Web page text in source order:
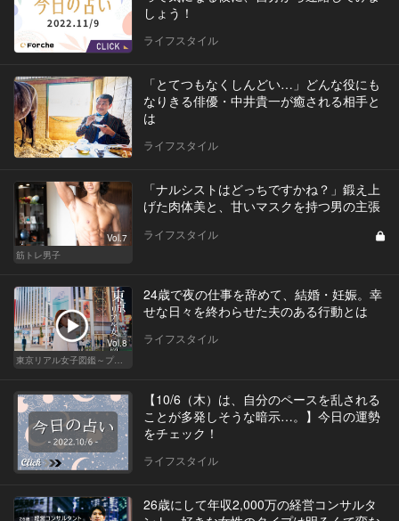
しょう！
ライフスタイル
「とてつもなくしんどい…」どんな役にも
なりきる俳優・中井貴一が癒される相手と
は
ライフスタイル
Vol.7
筋トレ男子
「ナルシストはどっちですかね？」鍛え上
げた肉体美と、甘いマスクを持つ男の主張
ライフスタイル
Vol.8
24歳で夜の仕事を辞めて、結婚・妊娠。幸
せな日々を終わらせた夫のある行動とは
ライフスタイル
【10/6（木）は、自分のペースを乱される
ことが多発しそうな暗示…。】今日の運勢
をチェック！
ライフスタイル
26歳にして年収2,000万の経営コンサルタ